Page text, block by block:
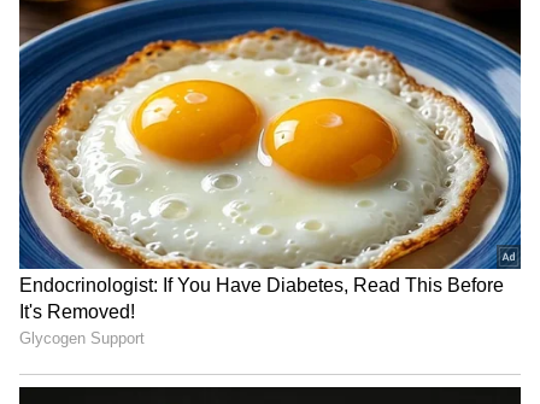
ಸಡಿಲಿಸಲಾಗಿದೆ. ಸಾಮಾನ್ಯ ಅಭ್ಯರ್ಥಿಗಳಿಗೆ 38 ವರ್ಷ, 2ಎ,
2ಬಿ, 3ಎ, 3ಬಿ ಅಭ್ಯರ್ಥಿಗಳಿಗೆ 41 ವರ್ಷ ಹಾಗೂ ಪರಿಶಿಷ್ಟ
ಜಾತಿ, ಪರಿಶಿಷ್ಟ ಪಂಗಡ, ಪ್ರವರ್ಗ-1 ಅಭ್ಯರ್ಥಿಗಳಿಗೆ 43 ವರ್ಷ
ವಯೋಮಿತಿ ನಿಗದಿಪಡಿಸಲಾಗಿದೆ.
ಒಳಾಡಳಿತ ಇಲಾಖೆಯ ಡಿವೈಎಸ್ಪಿ, ಅಬಕಾರಿ ಉಪಾಧೀಕ್ಷಕರು
ಮತ್ತು ಕರ್ನಾಟಕ ಕಾರಾಗೃಹ ಸೇವೆಯ ಅಧಿಕಾರಿಗಳ
ಹುದ್ದೆಗಳಿಗೆ ದೈಹಿಕ ಪರೀಕ್ಷೆ ನಿಗದಿಪಡಿಸಲಾಗಿದ್ದು, ಅದರಲ್ಲಿ
ಅರ್ಹತೆ ಹೊಂದಿದವರನ್ನು ಮಾತ್ರ ಹುದ್ದೆಗಳಿಗೆ
ಪರಿಗಣಿಸಲಾಗುತ್ತದೆ.